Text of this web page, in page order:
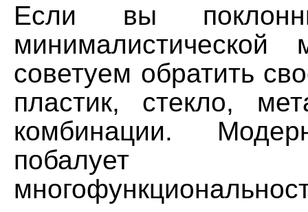
Если вы
минималистической
советуем обратить
пластик, стекло,
комбинации.